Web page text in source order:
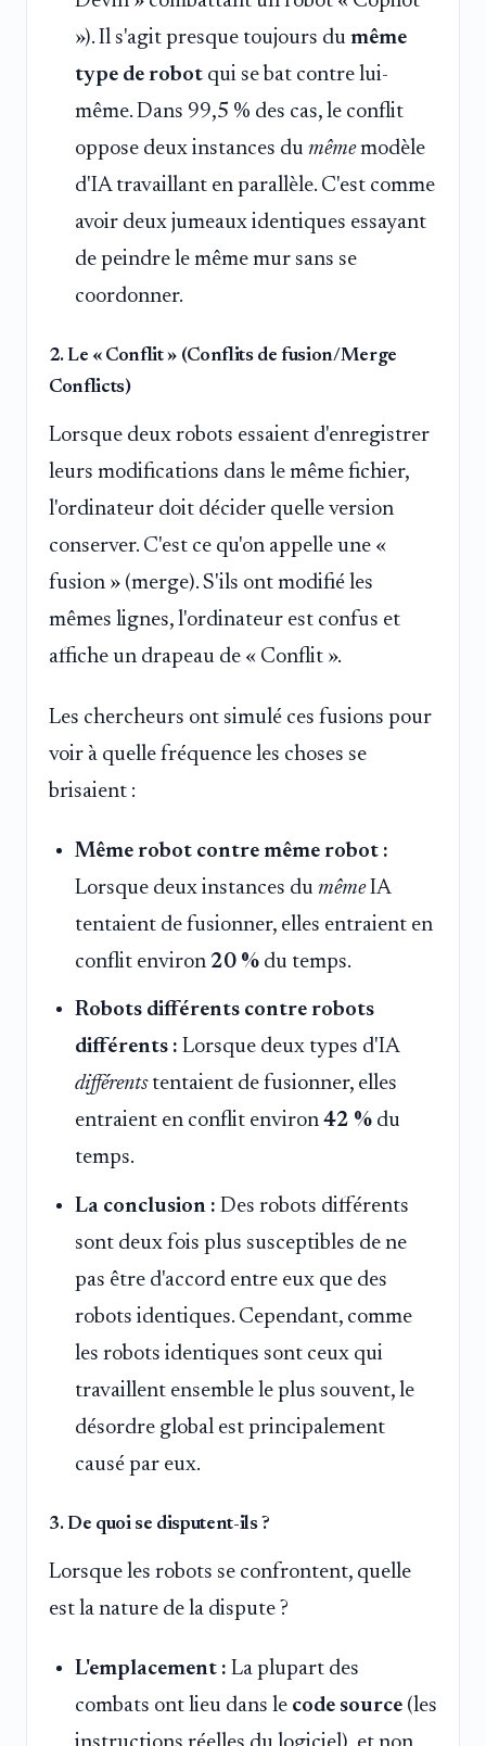
»). Il s'agit presque toujours du même
type de robot qui se bat contre lui-
même. Dans 99,5 % des cas, le conflit
oppose deux instances du mêmemodèle
d'IA travaillant en parallèle. C'est comme
avoir deux jumeaux identiques essayant
de peindre le même mur sans se
coordonner.
2. Le « Conflit » (Conflits de fusion/Merge
Conflicts)
Lorsque deux robots essaient d'enregistrer
leurs modifications dans le même fichier,
l'ordinateur doit décider quelle version
conserver. C'est ce qu'on appelle une «
fusion » (merge). S'ils ont modifié les
mêmes lignes, l'ordinateur est confus et
affiche un drapeau de « Conflit ».
Les chercheurs ont simulé ces fusions pour
voir à quelle fréquence les choses se
brisaient :
Même robot contre même robot :
Lorsque deux instances du mêmeIA
tentaient de fusionner, elles entraient en
conflit environ 20 % du temps.
Robots différents contre robots
différents : Lorsque deux types d'IA
différentstentaient de fusionner, elles
entraient en conflit environ 42 % du
temps.
La conclusion : Des robots différents
sont deux fois plus susceptibles de ne
pas être d'accord entre eux que des
robots identiques. Cependant, comme
les robots identiques sont ceux qui
travaillent ensemble le plus souvent, le
désordre global est principalement
causé par eux.
3. De quoi se disputent-ils ?
Lorsque les robots se confrontent, quelle
est la nature de la dispute ?
L'emplacement : La plupart des
combats ont lieu dans le code source (les